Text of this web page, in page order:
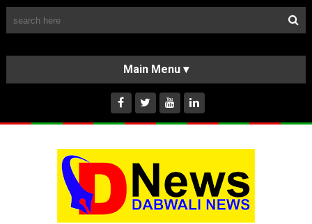
HOME
ABOUT US
INSTAGRAM